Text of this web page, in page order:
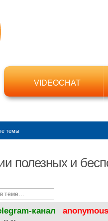
VIDEOCHAT
темы
полезных и
канал anonymous